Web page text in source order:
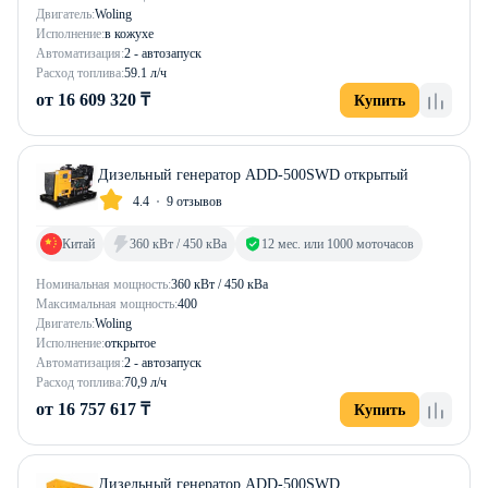
Двигатель:Woling
Исполнение:в кожухе
Автоматизация:2 - автозапуск
Расход топлива:59.1 л/ч
от 16 609 320 ₸ Купить
Дизельный генератор ADD-500SWD открытый
4.4 9 отзывов
Номинальная мощность:360 кВт / 450 кВа
Максимальная мощность:400
Двигатель:Woling
Исполнение:открытое
Автоматизация:2 - автозапуск
Расход топлива:70,9 л/ч
Китай 360 кВт / 450 кВа 12 мес. или 1000 моточасов
от 16 757 617 ₸ Купить
Дизельный генератор ADD-500SWD